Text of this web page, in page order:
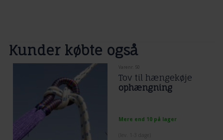
Kunder købte også
Varenr. 50
Tov til hængekøje
ophængning
Mere end 10 på lager